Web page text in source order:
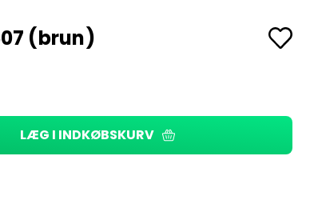
(brun)
LÆG I INDKØBSKURV